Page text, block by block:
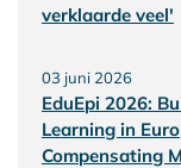
verklaarde veel'
03 juni 2026
EduEpi 2026:
Learning in
Compensating